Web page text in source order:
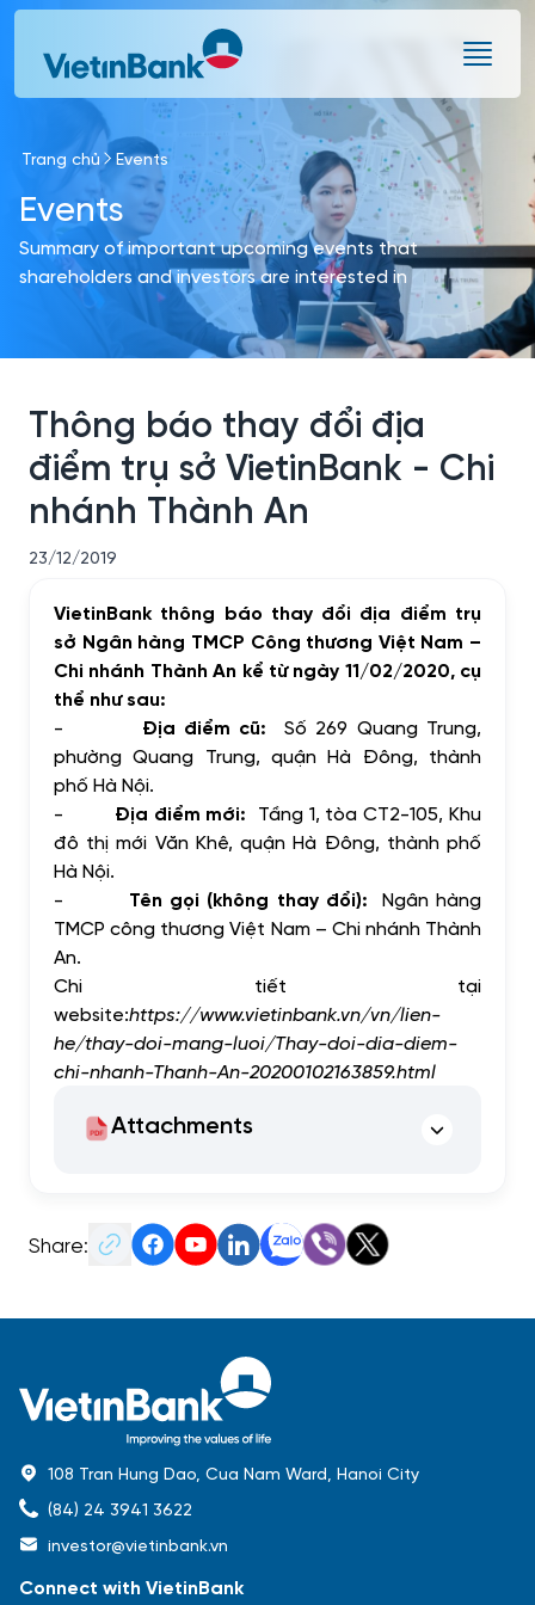
Skip to Main Content
Trang chủ Events
Events
Summary of important upcoming events that
shareholders and investors are interested in
Thông báo thay đổi địa
điểm trụ sở VietinBank - Chi
nhánh Thành An
23/12/2019
VietinBank thông báo thay đổi địa điểm trụ
sở Ngân hàng TMCP Công thương Việt Nam –
Chi nhánh Thành An kể từ ngày 11/02/2020, cụ
thể như sau:
-
Địa điểm cũ: Số 269 Quang Trung,
phường Quang Trung, quận Hà Đông, thành
phố Hà Nội.
-
Địa điểm mới: Tầng 1, tòa CT2-105, Khu
đô thị mới Văn Khê, quận Hà Đông, thành phố
Hà Nội.
-
Tên gọi (không thay đổi): Ngân hàng
TMCP công thương Việt Nam – Chi nhánh Thành
An.
Chi tiết tại
website:https://www.vietinbank.vn/vn/lien-
he/thay-doi-mang-luoi/Thay-doi-dia-diem-
chi-nhanh-Thanh-An-20200102163859.html
Attachments
Share:
108 Tran Hung Dao, Cua Nam Ward, Hanoi City
(84) 24 3941 3622
investor@vietinbank.vn
Connect with VietinBank